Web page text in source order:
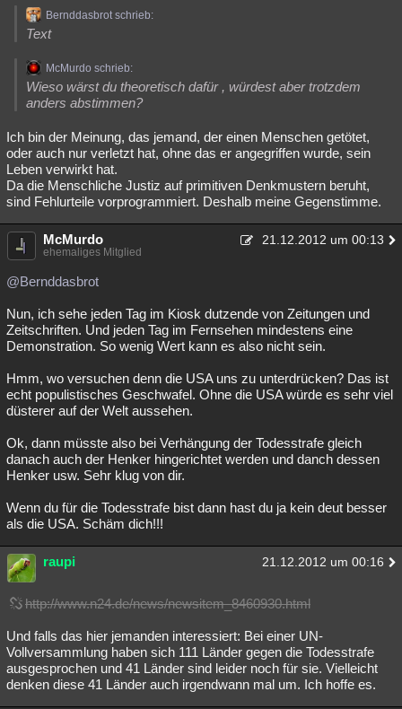
Bernddasbrot schrieb:
Text
McMurdo schrieb:
Wieso wärst du theoretisch dafür , würdest aber trotzdem
anders abstimmen?
Ich bin der Meinung, das jemand, der einen Menschen getötet,
oder auch nur verletzt hat, ohne das er angegriffen wurde, sein
Leben verwirkt hat.
Da die Menschliche Justiz auf primitiven Denkmustern beruht,
sind Fehlurteile vorprogrammiert. Deshalb meine Gegenstimme.
McMurdo 21.12.2012 um 00:13
ehemaliges Mitglied
@Bernddasbrot
Nun, ich sehe jeden Tag im Kiosk dutzende von Zeitungen und
Zeitschriften. Und jeden Tag im Fernsehen mindestens eine
Demonstration. So wenig Wert kann es also nicht sein.
Hmm, wo versuchen denn die USA uns zu unterdrücken? Das ist
echt populistisches Geschwafel. Ohne die USA würde es sehr viel
düsterer auf der Welt aussehen.
Ok, dann müsste also bei Verhängung der Todesstrafe gleich
danach auch der Henker hingerichtet werden und danch dessen
Henker usw. Sehr klug von dir.
Wenn du für die Todesstrafe bist dann hast du ja kein deut besser
als die USA. Schäm dich!!!
raupi 21.12.2012 um 00:16
http://www.n24.de/news/newsitem_8460930.html
Und falls das hier jemanden interessiert: Bei einer UN-
Vollversammlung haben sich 111 Länder gegen die Todesstrafe
ausgesprochen und 41 Länder sind leider noch für sie. Vielleicht
denken diese 41 Länder auch irgendwann mal um. Ich hoffe es.